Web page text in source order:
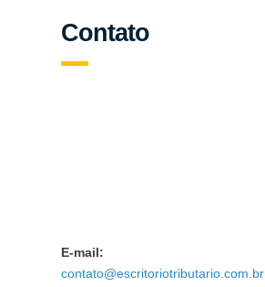
Contato
E-mail:
contato@escritoriotributario.com.br